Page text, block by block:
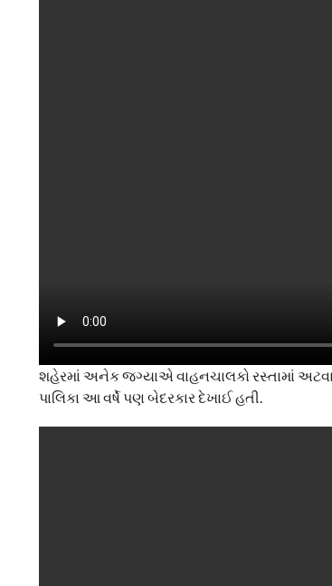
શહેરમાં અનેક જગ્યાએ વાહનચાલકો રસ્તામાં
પાલિકા આ વર્ષે પણ બેદરકાર દેખાઈ હતી.